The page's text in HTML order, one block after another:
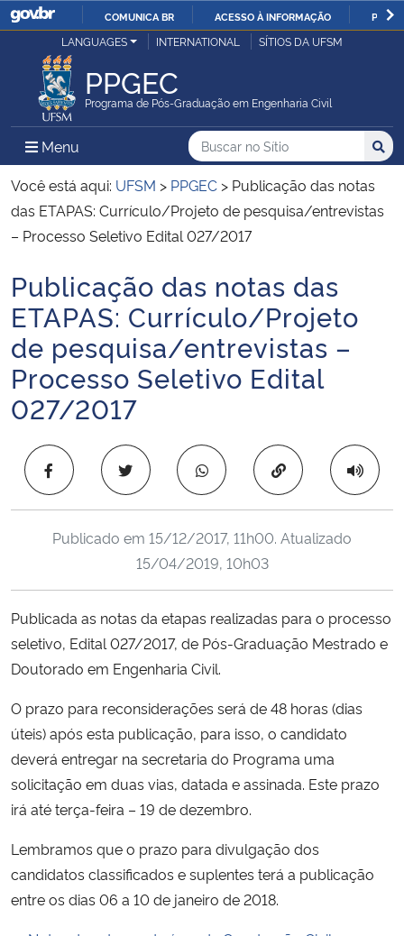
IR
COMUNICA BR ACESSO À INFORMAÇÃO
Ministério da Justiça e Segurança Pública
Ministério da Defesa
Ministério das Relações Exteriores
Ministério da Economia
Ministério da Infraestrutura
Ministério da Agricultura, Pecuária e Abastecimento
Ministério da Educação
Ministério da Cidadania
Ministério da Saúde
Ministério de Minas e Energia
Ministério da Ciência, Tecnologia, Inovações e Comunicações
Ministério do Meio Ambiente
Ministério do Desenvolvimento Regional
Controladoria-Geral da União
Ministério da Mulher, da Família e dos Direitos Humanos
Secretaria-Geral
Secretaria de Governo
LANGUAGES INTERNATIONAL SÍTIOS DA UFSM
PPGEC
Programa de Pós-Graduação em Engenharia Civil
Menu Menu Principal do Sítio
Busca
Buscar no no Sítio
Busca:
Você está aqui: UFSM > PPGEC > Publicação das notas
das ETAPAS: Currículo/Projeto de pesquisa/entrevistas
– Processo Seletivo Edital 027/2017
Início do conteúdo
Publicação das notas das
ETAPAS: Currículo/Projeto
de pesquisa/entrevistas –
Processo Seletivo Edital
027/2017
Copiar para área
Publicado em 15/12/2017, 11h00. Atualizado
15/04/2019, 10h03
Publicada as notas da etapas realizadas para o processo
seletivo, Edital 027/2017, de Pós-Graduação Mestrado e
Doutorado em Engenharia Civil.
O prazo para reconsiderações será de 48 horas (dias
úteis) após esta publicação, para isso, o candidato
deverá entregar na secretaria do Programa uma
solicitação em duas vias, datada e assinada. Este prazo
irá até terça-feira – 19 de dezembro.
Lembramos que o prazo para divulgação dos
candidatos classificados e suplentes terá a publicação
entre os dias 06 a 10 de janeiro de 2018.